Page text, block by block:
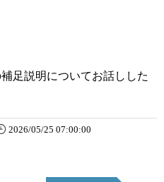
足説明についてお話しした
2026/05/25 07:00:00